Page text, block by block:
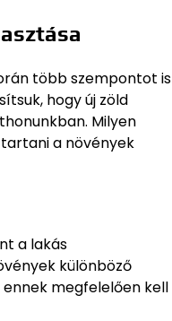
több szempontot is
hogy új zöld
Milyen
a növények
a lakás
különböző
megfelelően kell